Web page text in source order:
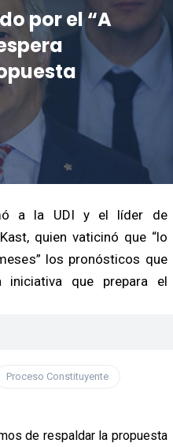
por el “A
a la UDI y el líder de
quien vaticinó que “lo
los pronósticos que
iniciativa que prepara el
Proceso Constituyente
de respaldar la propuesta